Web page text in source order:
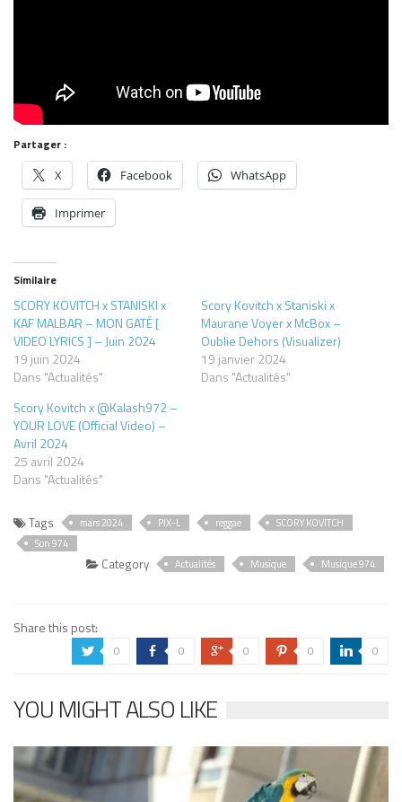
Partager :
X Facebook WhatsApp
Imprimer
Similaire
SCORY KOVITCH x STANISKI x
KAF MALBAR – MON GATÉ [
VIDEO LYRICS ] – Juin 2024
19 juin 2024
Dans "Actualités"
Scory Kovitch x Staniski x
Maurane Voyer x McBox –
Oublie Dehors (Visualizer)
19 janvier 2024
Dans "Actualités"
Scory Kovitch x @Kalash972 –
YOUR LOVE (Official Video) –
Avril 2024
25 avril 2024
Dans "Actualités"
Tags mars 2024 PIX-L reggae
SCORY KOVITCH
Son 974
Category Actualités Musique Musique 974
Share this post:
a 0 b 0 c 0 d 0 j 0
YOU MIGHT ALSO LIKE